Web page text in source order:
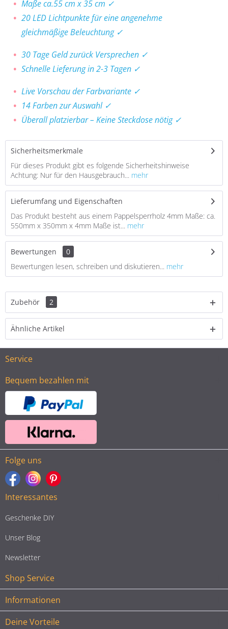
Maße ca.55 cm x 35 cm ✓
20 LED Lichtpunkte für eine angenehme
gleichmäßige Beleuchtung ✓
30 Tage Geld zurück Versprechen ✓
Schnelle Lieferung in 2-3 Tagen ✓
Live Vorschau der Farbvariante ✓
14 Farben zur Auswahl ✓
Überall platzierbar – Keine Steckdose nötig ✓
Sicherheitsmerkmale
Für dieses Produkt gibt es folgende Sicherheitshinweise
Achtung: Nur für den Hausgebrauch... mehr
Lieferumfang und Eigenschaften
Das Produkt besteht aus einem Pappelsperrholz 4mm Maße: ca.
550mm x 350mm x 4mm Maße ist... mehr
Bewertungen
0
Bewertungen lesen, schreiben und diskutieren... mehr
Zubehör 2
Ähnliche Artikel
Service
Bequem bezahlen mit
Folge uns
Interessantes
Geschenke DIY
Unser Blog
Newsletter
Shop Service
Informationen
Deine Vorteile